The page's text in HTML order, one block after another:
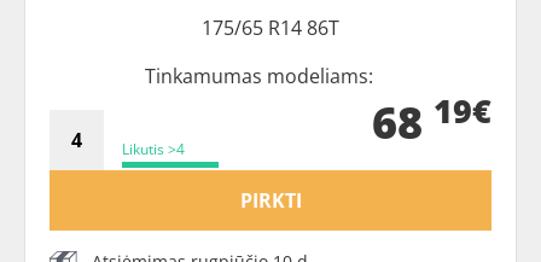
175/65 R14 86T
Tinkamumas modeliams:
Likutis >4 68 19€
PIRKTI